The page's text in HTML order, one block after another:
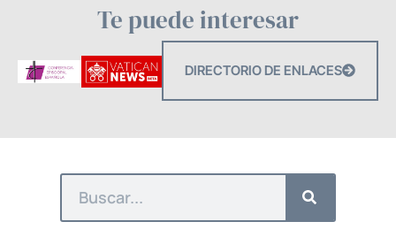
Te puede interesar
DIRECTORIO DE ENLACES